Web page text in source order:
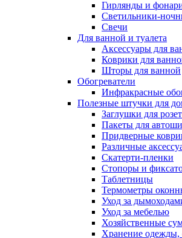
Гирлянды и
Светильники-
Свечи
Для ванной и туалета
Аксессуары для
Коврики для
Шторы для ванной
Обогреватели
Инфракрасные
Полезные штучки для
Заглушки для
Пакеты для
Придверные
Различные
Скатерти-пленки
Стопоры и
Таблетницы
Термометры
Уход за
Уход за мебелью
Хозяйственные
Хранение одежды,